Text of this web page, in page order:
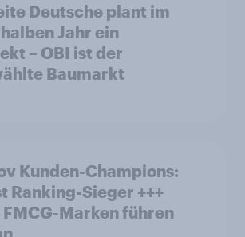
Deutsche plant im
Jahr ein
– OBI ist der
Baumarkt
Kunden-Champions:
Ranking-Sieger +++
Marken führen